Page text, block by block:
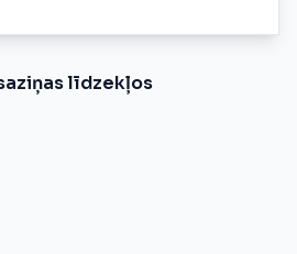
līdzekļos